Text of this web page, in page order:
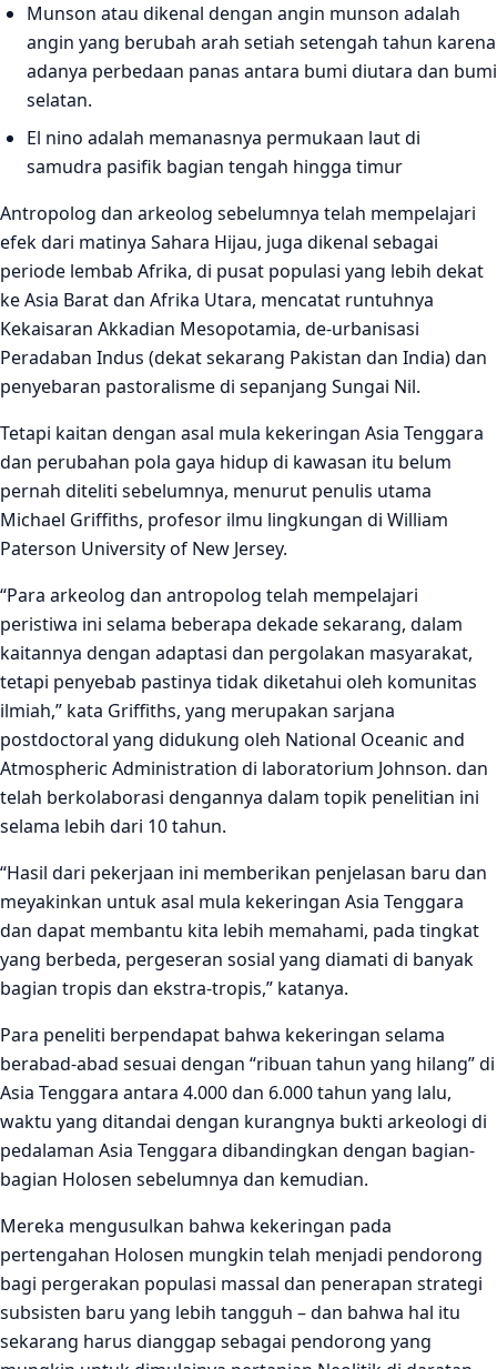
Munson atau dikenal dengan angin munson adalah
angin yang berubah arah setiah setengah tahun karena
adanya perbedaan panas antara bumi diutara dan bumi
selatan.
El nino adalah memanasnya permukaan laut di
samudra pasifik bagian tengah hingga timur
Antropolog dan arkeolog sebelumnya telah mempelajari
efek dari matinya Sahara Hijau, juga dikenal sebagai
periode lembab Afrika, di pusat populasi yang lebih dekat
ke Asia Barat dan Afrika Utara, mencatat runtuhnya
Kekaisaran Akkadian Mesopotamia, de-urbanisasi
Peradaban Indus (dekat sekarang Pakistan dan India) dan
penyebaran pastoralisme di sepanjang Sungai Nil.
Tetapi kaitan dengan asal mula kekeringan Asia Tenggara
dan perubahan pola gaya hidup di kawasan itu belum
pernah diteliti sebelumnya, menurut penulis utama
Michael Griffiths, profesor ilmu lingkungan di William
Paterson University of New Jersey.
“Para arkeolog dan antropolog telah mempelajari
peristiwa ini selama beberapa dekade sekarang, dalam
kaitannya dengan adaptasi dan pergolakan masyarakat,
tetapi penyebab pastinya tidak diketahui oleh komunitas
ilmiah,” kata Griffiths, yang merupakan sarjana
postdoctoral yang didukung oleh National Oceanic and
Atmospheric Administration di laboratorium Johnson. dan
telah berkolaborasi dengannya dalam topik penelitian ini
selama lebih dari 10 tahun.
“Hasil dari pekerjaan ini memberikan penjelasan baru dan
meyakinkan untuk asal mula kekeringan Asia Tenggara
dan dapat membantu kita lebih memahami, pada tingkat
yang berbeda, pergeseran sosial yang diamati di banyak
bagian tropis dan ekstra-tropis,” katanya.
Para peneliti berpendapat bahwa kekeringan selama
berabad-abad sesuai dengan “ribuan tahun yang hilang” di
Asia Tenggara antara 4.000 dan 6.000 tahun yang lalu,
waktu yang ditandai dengan kurangnya bukti arkeologi di
pedalaman Asia Tenggara dibandingkan dengan bagian-
bagian Holosen sebelumnya dan kemudian.
Mereka mengusulkan bahwa kekeringan pada
pertengahan Holosen mungkin telah menjadi pendorong
bagi pergerakan populasi massal dan penerapan strategi
subsisten baru yang lebih tangguh – dan bahwa hal itu
sekarang harus dianggap sebagai pendorong yang